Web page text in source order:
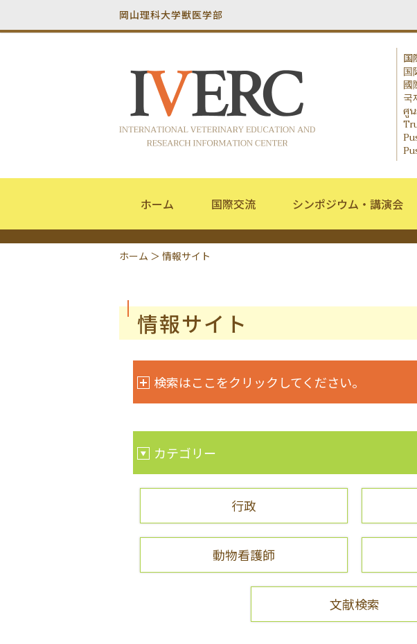
岡山理科大学獣医学部
IVERC -
国
国
國
국
ศู
ホーム 国際交流 シンポジウム・講演会
ホーム ＞ 情報サイト
情報サイト
検索はここをクリックしてください。
カテゴリー
行政
動物看護師
文献検索